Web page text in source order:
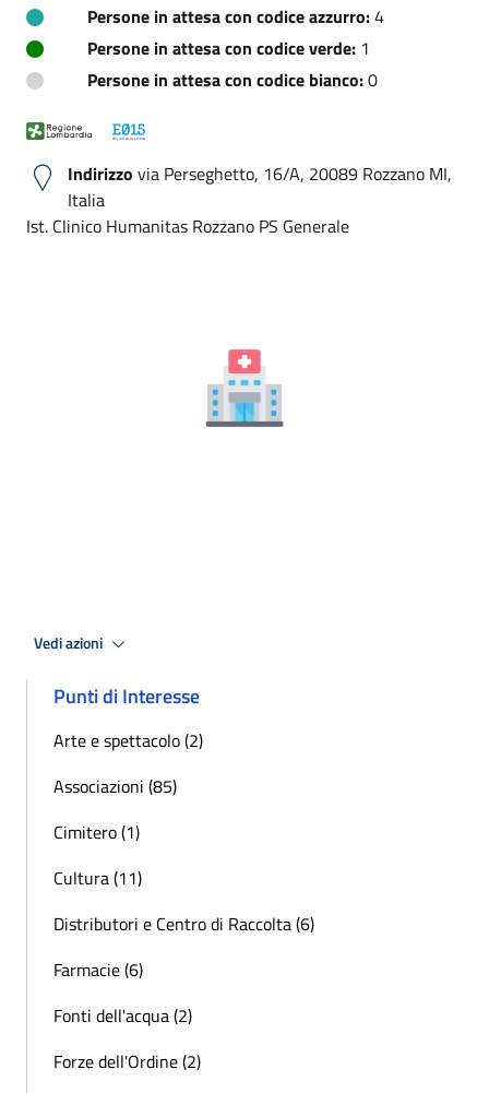
Persone in attesa con codice azzurro:4
Persone in attesa con codice verde: 1
Persone in attesa con codice bianco:0
Indirizzo via Perseghetto, 16/A, 20089 Rozzano MI,
Italia
Ist. Clinico Humanitas Rozzano PS Generale
Vedi azioni
Punti di Interesse
Arte e spettacolo (2)
Associazioni (85)
Cimitero (1)
Cultura (11)
Distributori e Centro di Raccolta (6)
Farmacie (6)
Fonti dell'acqua (2)
Forze dell'Ordine (2)